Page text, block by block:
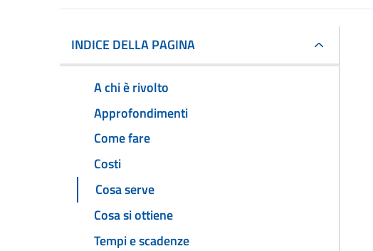
INDICE DELLA PAGINA
A chi è rivolto
Approfondimenti
Come fare
Costi
Cosa serve
Cosa si ottiene
Tempi e scadenze